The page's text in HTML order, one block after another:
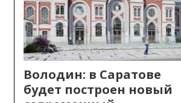
Володин: в Саратове
будет построен новый